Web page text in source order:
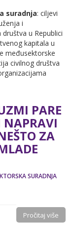
suradnja: ciljevi
i
u Republici
kapitala u
međusektorske
civilnog društva
PARE
NAPRAVI
ZA
SURADNJA
Pročitaj više